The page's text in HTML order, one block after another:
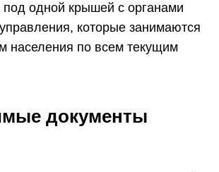
под одной крышей с органами
которые занимаются
населения по всем текущим
документы